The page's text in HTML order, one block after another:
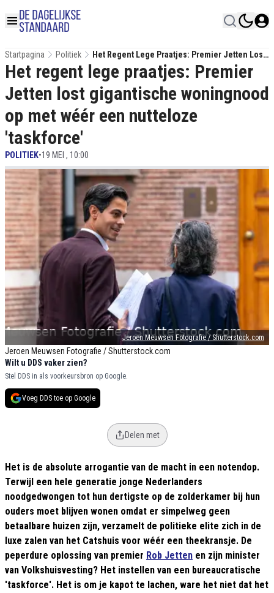
Startpagina Politiek
Het Regent Lege Praatjes: Premier Jetten Lost
Gigantische Woningnood Op Met Wéér Een
Nutteloze 'taskforce'
Jeroen Meuwsen Fotografie / Shutterstock.com
Jeroen Meuwsen Fotografie / Shutterstock.com
Het regent lege praatjes: Premier
Jetten lost gigantische woningnood
op met wéér een nutteloze
'taskforce'
POLITIEK•19 MEI , 10:00
Wilt u DDS vaker zien?
Stel DDS in als voorkeursbron op Google.
Voeg DDS toe op Google
Delen met
Het is de absolute arrogantie van de macht in een notendop.
Terwijl een hele generatie jonge Nederlanders
noodgedwongen tot hun dertigste op de zolderkamer bij hun
ouders moet blijven wonen omdat er simpelweg geen
betaalbare huizen zijn, verzamelt de politieke elite zich in de
luxe zalen van het Catshuis voor wéér een theekransje. De
peperdure oplossing van premier Rob Jetten en zijn minister
van Volkshuisvesting? Het instellen van een bureaucratische
'taskforce'. Het is om je kapot te lachen, ware het niet dat het